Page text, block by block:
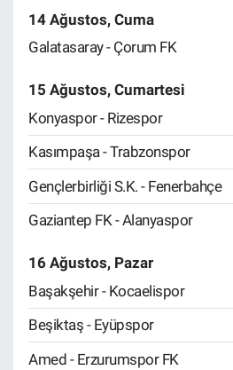
14 Ağustos, Cuma
Galatasaray - Çorum FK
15 Ağustos, Cumartesi
Konyaspor - Rizespor
Kasımpaşa - Trabzonspor
Gençlerbirliği S.K. - Fenerbahçe
Gaziantep FK - Alanyaspor
16 Ağustos, Pazar
Başakşehir - Kocaelispor
Beşiktaş - Eyüpspor
Amed - Erzurumspor FK